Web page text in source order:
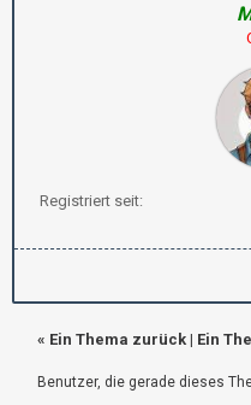
Registriert seit:
« Ein Thema zurück | Ein
Benutzer, die gerade dieses